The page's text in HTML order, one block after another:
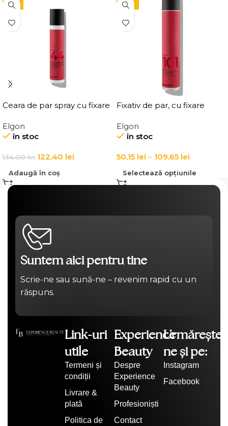
-9%
Ceara de par spray cu fixare
Hold Spray Wax
Elgon
în stoc
134,00lei 122,40 lei
Adaugă în coș
-15%
Fixativ de par, cu fixare
Fix It Hairspray
Elgon
în stoc
50,15 lei – 109,65 lei
Selectează opțiunile
Suntem aici pentru tine
Scrie-ne sau sună-ne – revenim rapid cu un
răspuns.
Link-uri
utile
Termeni și
condiții
Livrare &
plată
Politica de
Experience
Beauty
Despre
Experience
Beauty
Profesioniști
Contact
Urmărește-
ne și pe:
Instagram
Facebook